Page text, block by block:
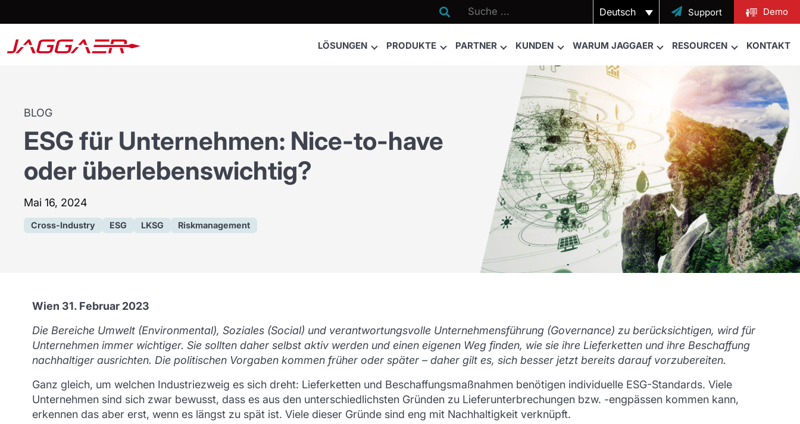
 Deutsch  Support Demo
LÖSUNGEN PRODUKTE PARTNER KUNDEN WARUM JAGGAER RESOURCEN KONTAKT
BLOG
ESG für Unternehmen: Nice-to-have
oder überlebenswichtig?
Mai 16, 2024
Cross-Industry ESG LKSG Riskmanagement
Wien 31. Februar 2023
Die Bereiche Umwelt (Environmental), Soziales (Social) und verantwortungsvolle Unternehmensführung (Governance) zu berücksichtigen, wird für
Unternehmen immer wichtiger. Sie sollten daher selbst aktiv werden und einen eigenen Weg finden, wie sie ihre Lieferketten und ihre Beschaffung
nachhaltiger ausrichten. Die politischen Vorgaben kommen früher oder später – daher gilt es, sich besser jetzt bereits darauf vorzubereiten.
Ganz gleich, um welchen Industriezweig es sich dreht: Lieferketten und Beschaffungsmaßnahmen benötigen individuelle ESG-Standards. Viele
Unternehmen sind sich zwar bewusst, dass es aus den unterschiedlichsten Gründen zu Lieferunterbrechungen bzw. -engpässen kommen kann,
erkennen das aber erst, wenn es längst zu spät ist. Viele dieser Gründe sind eng mit Nachhaltigkeit verknüpft.